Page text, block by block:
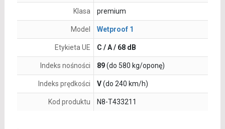
Klasa premium
Model Wetproof 1
Etykieta UE C / A / 68 dB
Indeks nośności 89(do 580 kg/oponę)
Indeks prędkości V(do 240 km/h)
Kod produktu N8-T433211